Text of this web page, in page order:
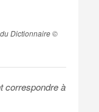
Dictionnaire ©
correspondre à